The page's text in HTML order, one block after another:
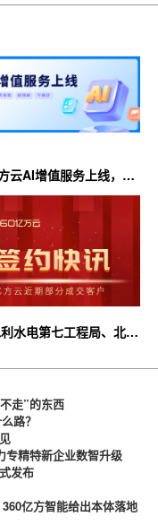
云AI增值服务上线，超
惠等你来！
水电第七工程局、北京
走”的东西
路？
专精特新企业数智升级
发布
亿方智能给出本体落地